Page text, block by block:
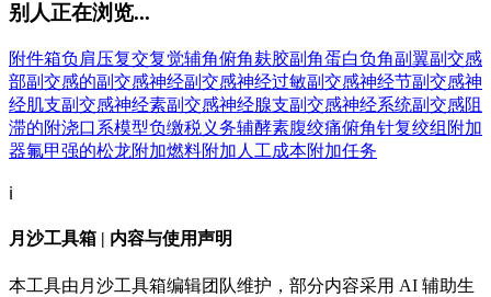
别人正在浏览...
附件箱负肩压复交复觉辅角俯角麸胶副角蛋白负角副翼副交感
部副交感的副交感神经副交感神经过敏副交感神经节副交感神
经肌支副交感神经素副交感神经腺支副交感神经系统副交感阻
滞的附浇口系模型负缴税义务辅酵素腹绞痛俯角针复绞组 附加
器氟甲强的松龙附加燃料附加人工成本附加任务
ℹ️
月沙工具箱 | 内容与使用声明
本工具由月沙工具箱编辑团队维护，部分内容采用 AI 辅助生